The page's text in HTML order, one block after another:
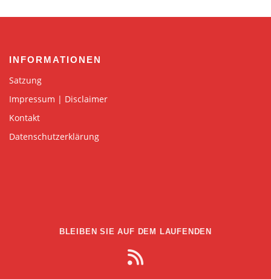
INFORMATIONEN
Satzung
Impressum | Disclaimer
Kontakt
Datenschutzerklärung
BLEIBEN SIE AUF DEM LAUFENDEN